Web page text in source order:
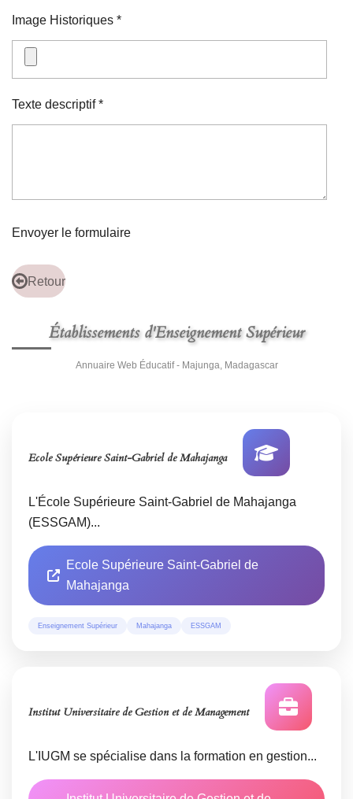
Image Historiques *
Texte descriptif *
Envoyer le formulaire
Retour
Établissements d'Enseignement Supérieur
Annuaire Web Éducatif - Majunga, Madagascar
Ecole Supérieure Saint-Gabriel de Mahajanga
L'École Supérieure Saint-Gabriel de Mahajanga
(ESSGAM)...
Ecole Supérieure Saint-Gabriel de
Mahajanga
Enseignement Supérieur Mahajanga ESSGAM
Institut Universitaire de Gestion et de Management
L'IUGM se spécialise dans la formation en gestion...